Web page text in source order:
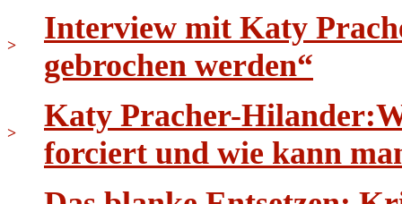
>
Interview mit Katy
gebrochen werden“
>
Katy Pracher-
forciert und wie kann